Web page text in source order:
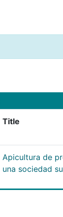
Title
Apicultura de
una sociedad